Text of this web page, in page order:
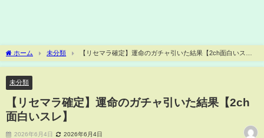
ホーム 未分類
【リセマラ確定】運命のガチャ引いた結果【2ch面白いス
レ】
未分類
【リセマラ確定】運命のガチャ引いた結果【2ch
面白いスレ】
2026年6月4日 2026年6月4日